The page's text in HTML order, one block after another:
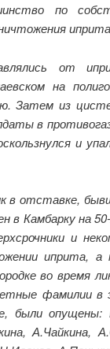
по
от
на
Затем из
в
и
в отставке,
в Камбарку на
и
иприта,
во время
фамилии в
были опущены:
А.Чайкина,